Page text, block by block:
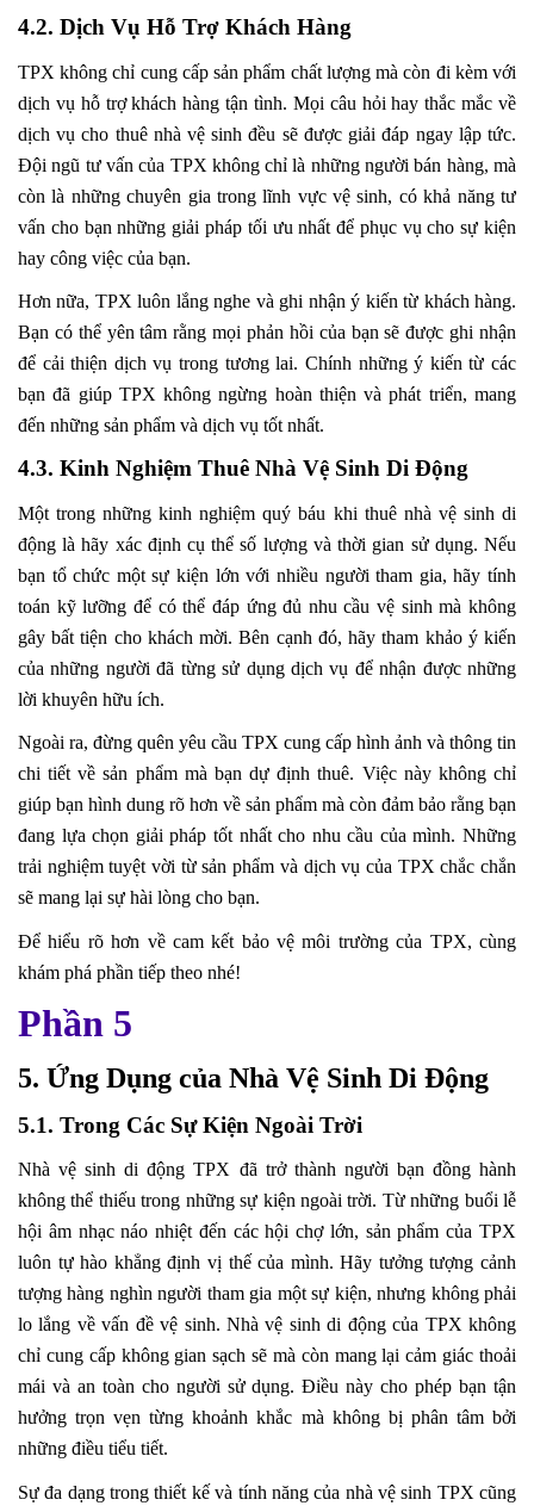
4.2. Dịch Vụ Hỗ Trợ Khách Hàng
TPX không chỉ cung cấp sản phẩm chất lượng mà còn đi kèm với
dịch vụ hỗ trợ khách hàng tận tình. Mọi câu hỏi hay thắc mắc về
dịch vụ cho thuê nhà vệ sinh đều sẽ được giải đáp ngay lập tức.
Đội ngũ tư vấn của TPX không chỉ là những người bán hàng, mà
còn là những chuyên gia trong lĩnh vực vệ sinh, có khả năng tư
vấn cho bạn những giải pháp tối ưu nhất để phục vụ cho sự kiện
hay công việc của bạn.
Hơn nữa, TPX luôn lắng nghe và ghi nhận ý kiến từ khách hàng.
Bạn có thể yên tâm rằng mọi phản hồi của bạn sẽ được ghi nhận
để cải thiện dịch vụ trong tương lai. Chính những ý kiến từ các
bạn đã giúp TPX không ngừng hoàn thiện và phát triển, mang
đến những sản phẩm và dịch vụ tốt nhất.
4.3. Kinh Nghiệm Thuê Nhà Vệ Sinh Di Động
Một trong những kinh nghiệm quý báu khi thuê nhà vệ sinh di
động là hãy xác định cụ thể số lượng và thời gian sử dụng. Nếu
bạn tổ chức một sự kiện lớn với nhiều người tham gia, hãy tính
toán kỹ lưỡng để có thể đáp ứng đủ nhu cầu vệ sinh mà không
gây bất tiện cho khách mời. Bên cạnh đó, hãy tham khảo ý kiến
của những người đã từng sử dụng dịch vụ để nhận được những
lời khuyên hữu ích.
Ngoài ra, đừng quên yêu cầu TPX cung cấp hình ảnh và thông tin
chi tiết về sản phẩm mà bạn dự định thuê. Việc này không chỉ
giúp bạn hình dung rõ hơn về sản phẩm mà còn đảm bảo rằng bạn
đang lựa chọn giải pháp tốt nhất cho nhu cầu của mình. Những
trải nghiệm tuyệt vời từ sản phẩm và dịch vụ của TPX chắc chắn
sẽ mang lại sự hài lòng cho bạn.
Để hiểu rõ hơn về cam kết bảo vệ môi trường của TPX, cùng
khám phá phần tiếp theo nhé!
Phần 5
5. Ứng Dụng của Nhà Vệ Sinh Di Động
5.1. Trong Các Sự Kiện Ngoài Trời
Nhà vệ sinh di động TPX đã trở thành người bạn đồng hành
không thể thiếu trong những sự kiện ngoài trời. Từ những buổi lễ
hội âm nhạc náo nhiệt đến các hội chợ lớn, sản phẩm của TPX
luôn tự hào khẳng định vị thế của mình. Hãy tưởng tượng cảnh
tượng hàng nghìn người tham gia một sự kiện, nhưng không phải
lo lắng về vấn đề vệ sinh. Nhà vệ sinh di động của TPX không
chỉ cung cấp không gian sạch sẽ mà còn mang lại cảm giác thoải
mái và an toàn cho người sử dụng. Điều này cho phép bạn tận
hưởng trọn vẹn từng khoảnh khắc mà không bị phân tâm bởi
những điều tiểu tiết.
Sự đa dạng trong thiết kế và tính năng của nhà vệ sinh TPX cũng